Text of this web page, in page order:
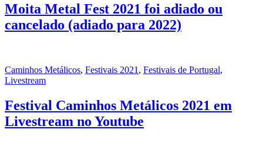
Moita Metal Fest 2021 foi adiado ou
cancelado (adiado para 2022)
Caminhos Metálicos, Festivais 2021 , Festivais de Portugal,
Livestream
Festival Caminhos Metálicos 2021 em
Livestream no Youtube